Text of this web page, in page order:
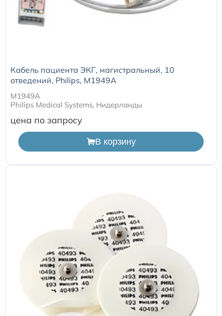
Кабель пациента ЭКГ, магистральный, 10
отведений, Philips, M1949A
M1949A
Philips Medical Systems, Нидерланды
цена по запросу
В корзину